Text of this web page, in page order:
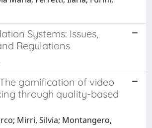
Systems: Issues,
Regulations
gamification of video
through quality-based
Mirri, Silvia; Montangero,